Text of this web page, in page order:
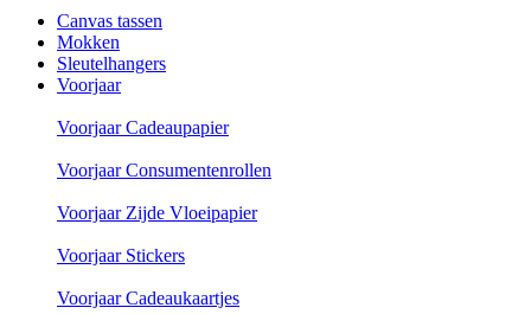
Canvas tassen
Mokken
Sleutelhangers
Voorjaar
Voorjaar Cadeaupapier
Voorjaar Consumentenrollen
Voorjaar Zijde Vloeipapier
Voorjaar Stickers
Voorjaar Cadeaukaartjes